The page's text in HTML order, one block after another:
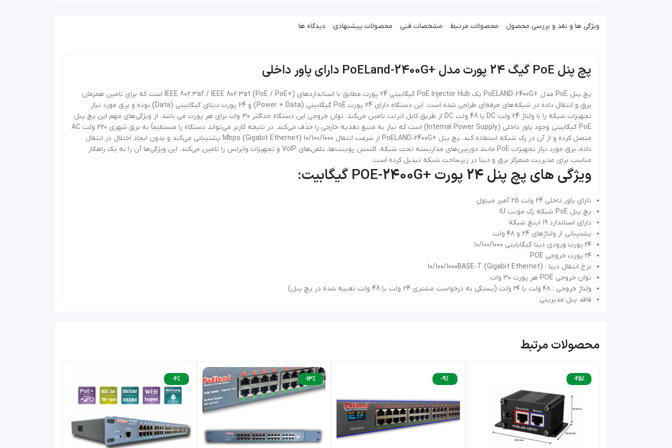
ویژگی ها و نقد و بررسی محصول محصولات مرتبط مشخصات فنی محصولات پیشنهادی دیدگاه ها
پچ پنل PoE گیگ 24 پورت مدل +PoELand-2400G دارای پاور داخلی
پچ پنل PoE مدل +PoELAND‑2400G یک PoE Injector Hub گیگابیتی 24 پورت مطابق با استانداردهای IEEE 802.3af / IEEE 802.3at (PoE / PoE+) است که برای تامین همزمان
برق و انتقال داده در شبکه‌های حرفه‌ای طراحی شده است. این دستگاه دارای 24 پورت PoE گیگابیتی (Power + Data) و 24 پورت دیتای گیگابیتی (Data) بوده و برق مورد نیاز
تجهیزات شبکه را با ولتاژ 24 ولت DC یا 48 ولت DC از طریق کابل اترنت تامین می‌کند. توان خروجی این دستگاه حداکثر 30 وات برای هر پورت می باشد. از ویژگی‌های مهم این پچ پنل
PoE گیگابیتی وجود پاور داخلی (Internal Power Supply) است که نیاز به منبع تغذیه خارجی را حذف می‌کند. در نتیجه کاربر می‌تواند دستگاه را مستقیماً به برق شهری 220 ولت AC
متصل کرده و از آن در رک شبکه استفاده کند. پچ پنل +PoELAND‑2400G از سرعت انتقال 10/100/1000 Mbps (Gigabit Ethernet) پشتیبانی می‌کند و بدون ایجاد اختلال در انتقال
داده، برق مورد نیاز تجهیزات PoE مانند دوربین‌های مداربسته تحت شبکه، اکسس پوینت‌ها، تلفن‌های VoIP و تجهیزات وایرلس را تامین می‌کند. این ویژگی‌ها آن را به یک راهکار
مناسب برای مدیریت متمرکز برق و دیتا در زیرساخت شبکه تبدیل کرده است.
ویژگی های پچ پنل 24 پورت +POE-2400G گیگابیت:
دارای پاور داخلی 24 ولت 25 آمپر مینول
پچ پنل PoE شبکه رک مونت ۱U
دارای استاندارد 19 اینچ شبکه
پشتیبانی از ولتاژهای 24 و ۴۸ ولت
۲۴ پورت ورودی دیتا گیگابایتی ۱۰/۱۰۰/۱۰۰۰
۲۴ پورت خروجی POE
نرخ انتقال دیتا : 10/100/1000BASE‑T (Gigabit Ethernet)
توان خروجی POE هر پورت ۳۰ وات
ولتاژ خروجی : ۴۸ ولت یا ۲۴ ولت (بستگی به درخواست مشتری 24 ولت یا 48 ولت تعبیه شده در پچ پنل)
فاقد پنل مدیریتی
مجموع توان پچ پنل 24 پورت POE گیگابیت 800 وات
فیوز ریست شونده قابل تنظیم در برابر نوسانات جریان برای هر پورت
برق رسانی آسان به تجهیزات PoE
پچ پنل POE 2400G+ PoELAND
تزریق می کند. این یک راه حل مقرون به صرفه و سریع برای ارتقاء سیستم شبکه به IEEE 802.3af/at Power over Ethernet سیستم بدون جایگزینی سوئیچ اترنت موجود ارائه می
دهد. 48 پورت RJ-45 STP در پانل جلوی PoE Injector Hub وجود دارد که 24 پورت در پشته پایینی به عنوان "ورودی داده" و 24 پورت دیگر در پشته بالایی به عنوان "PoE (داده و
پاور) عمل می کنند. خروجی". 24 پورت "خروجی PoE" نیز پورتهای برق و دیتا هستند که ولتاژ DC را به کابل CAT 3/4/5/5e/6 منتقل می کنند و داده ها و برق را به طور همزمان بین
محصولات مرتبط
-25%
-9%
-13%
-6%